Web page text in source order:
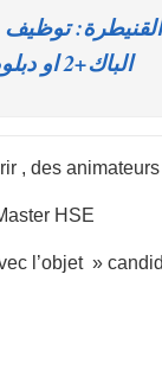
الباك+2 او دبلوم التاهيل المهني
, des
HSE
l’objet »